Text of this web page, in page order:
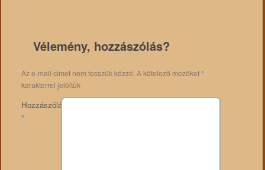
Vélemény, hozzászólás?
Az e-mail címet nem tesszük közzé. A kötelező mezőket*
karakterrel jelöltük
Hozzászólás
*